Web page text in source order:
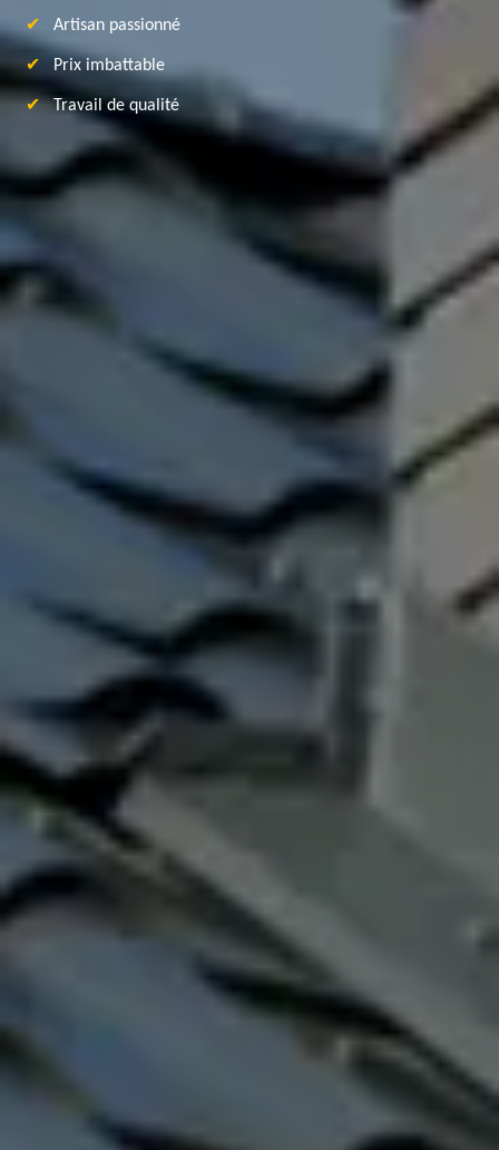
Artisan passionné
Prix imbattable
Travail de qualité